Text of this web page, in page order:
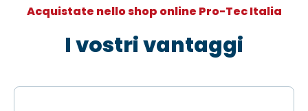
Acquistate nello shop online Pro-Tec Italia
I vostri vantaggi